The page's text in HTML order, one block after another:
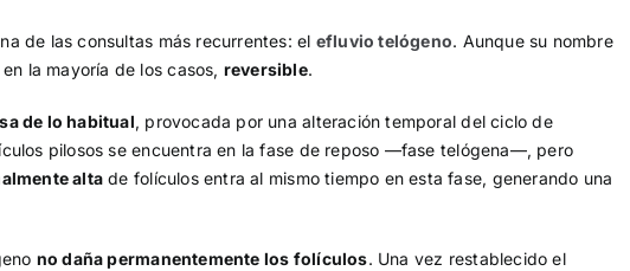
de las consultas más recurrentes: el efluvio telógeno. Aunque su nombre
la mayoría de los casos, reversible.
de lo habitual, provocada por una alteración temporal del ciclo de
pilosos se encuentra en la fase de reposo —fase telógena—, pero
alta de folículos entra al mismo tiempo en esta fase, generando una
no daña permanentemente los folículos. Una vez restablecido el